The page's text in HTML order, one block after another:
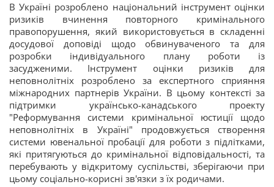
В Україні розроблено національний інструмент оцінки
ризиків вчинення повторного кримінального
правопорушення, який використовується в складенні
досудової доповіді щодо обвинуваченого та для
розробки індивідуального плану роботи із
засудженими. Інструмент оцінки ризиків для
неповнолітніх розроблено за експертного сприяння
міжнародних партнерів України. В цьому контексті за
підтримки українсько-канадського проекту
"Реформування системи кримінальної юстиції щодо
неповнолітніх в Україні" продовжується створення
системи ювенальної пробації для роботи з підлітками,
які притягуються до кримінальної відповідальності, та
перебувають у відкритому суспільстві, зберігаючи при
цьому соціально-корисні зв'язки з їх родичами.